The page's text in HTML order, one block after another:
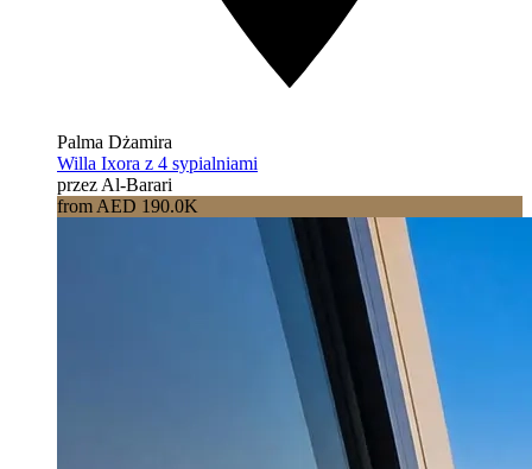
Palma Dżamira
Willa Ixora z 4 sypialniami
przez Al-Barari
from AED 190.0K